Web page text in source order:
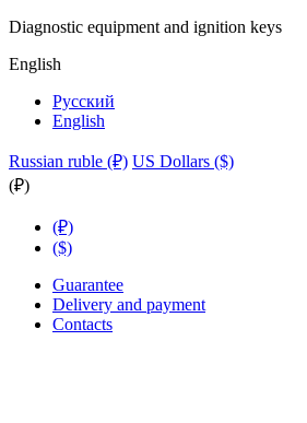
Diagnostic equipment and ignition keys
English
Русский
English
Russian ruble (₽) US Dollars ($)
(₽)
(₽)
($)
Guarantee
Delivery and payment
Contacts